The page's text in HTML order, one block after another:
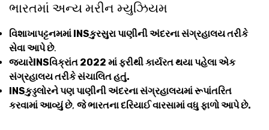
ભારતમાં અન્ય મરીન મ્યુઝિયમ
વિશાખાપટ્ટનમમાં INSકુરસુરા પાણીની અંદરના સંગ્રહાલય તરીકે
સેવા આપે છે.
જ્યારેINSવિક્રાંત 2022 માં ફરીથી કાર્યરત થયા પહેલા એક
સંગ્રહાલય તરીકે સંચાલિત હતું.
INSકુડ્ડલોરને પણ પાણીની અંદરના સંગ્રહાલયમાં રૂપાંતરિત
કરવામાં આવ્યું છે, જે ભારતના દરિયાઈ વારસામાં વધુ ફાળો આપે છે.